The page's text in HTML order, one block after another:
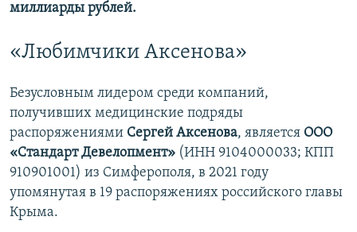
миллиарды рублей.
«Любимчики Аксенова»
Безусловным лидером среди компаний,
получивших медицинские подряды
распоряжениями Сергей Аксенова, является ООО
«Стандарт Девелопмент» (ИНН 9104000033; КПП
910901001) из Симферополя, в 2021 году
упомянутая в 19 распоряжениях российского главы
Крыма.